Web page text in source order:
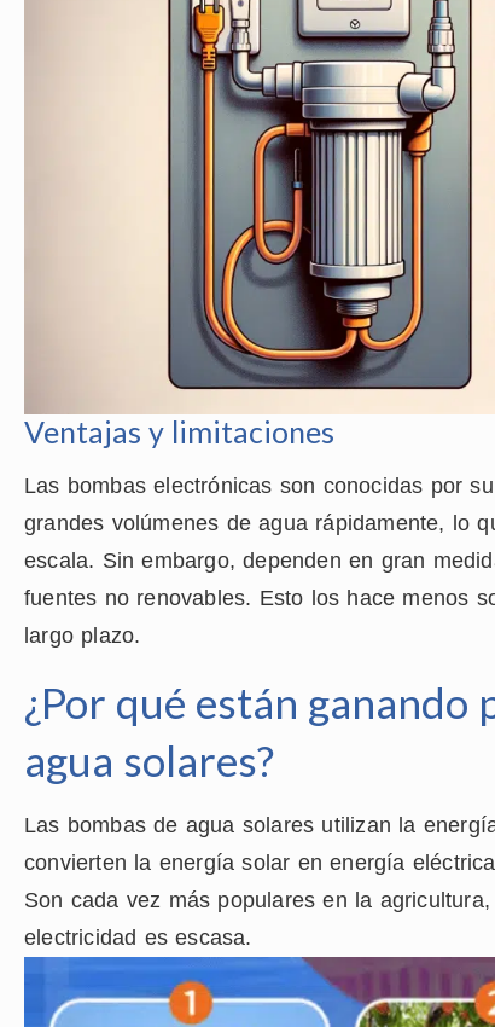
Ventajas y limitaciones
Las bombas electrónicas son conocidas por
grandes volúmenes de agua rápidamente, lo
escala. Sin embargo, dependen en gran
fuentes no renovables. Esto los hace menos
largo plazo.
¿Por qué están ganando
agua solares?
Las bombas de agua solares utilizan la
convierten la energía solar en energía
Son cada vez más populares en la
electricidad es escasa.